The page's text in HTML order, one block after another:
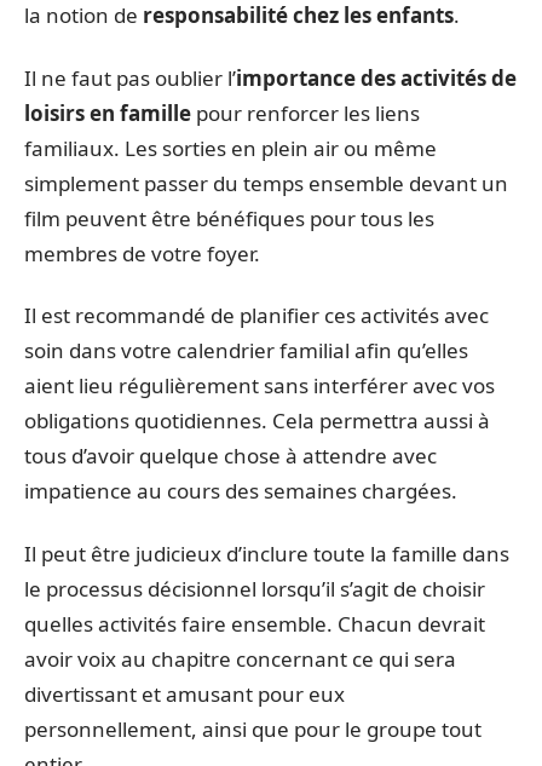
la notion de responsabilité chez les enfants.
Il ne faut pas oublier l’importance des activités de
loisirs en famille pour renforcer les liens
familiaux. Les sorties en plein air ou même
simplement passer du temps ensemble devant un
film peuvent être bénéfiques pour tous les
membres de votre foyer.
Il est recommandé de planifier ces activités avec
soin dans votre calendrier familial afin qu’elles
aient lieu régulièrement sans interférer avec vos
obligations quotidiennes. Cela permettra aussi à
tous d’avoir quelque chose à attendre avec
impatience au cours des semaines chargées.
Il peut être judicieux d’inclure toute la famille dans
le processus décisionnel lorsqu’il s’agit de choisir
quelles activités faire ensemble. Chacun devrait
avoir voix au chapitre concernant ce qui sera
divertissant et amusant pour eux
personnellement, ainsi que pour le groupe tout